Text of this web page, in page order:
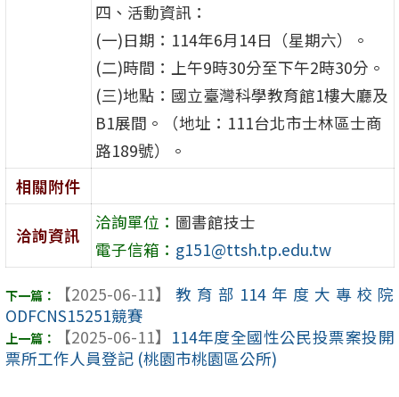
四、活動資訊：
(一)日期：114年6月14日（星期六）。
(二)時間：上午9時30分至下午2時30分。
(三)地點：國立臺灣科學教育館1樓大廳及
B1展間。（地址：111台北市士林區士商
路189號）。
相關附件
洽詢資訊
洽詢單位： 圖書館技士
電子信箱： g151@ttsh.tp.edu.tw
【2025-06-11】
教育部114年度大專校院
ODFCNS15251競賽
【2025-06-11】 114年度全國性公民投票案投開
票所工作人員登記 (桃園市桃園區公所)